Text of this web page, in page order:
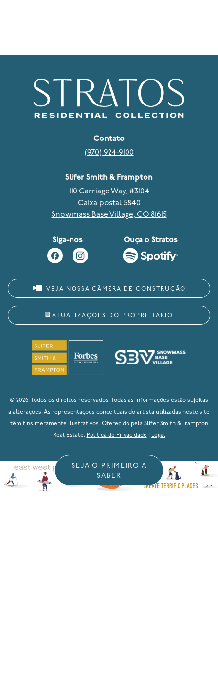
Contato
(970) 924-9100
Slifer Smith & Frampton
110 Carriage Way, #3104
Caixa postal 5840
Snowmass Base Village, CO 81615
Siga-nos Ouça o Stratos
VEJA NOSSA CÂMERA DE CONSTRUÇÃO
ATUALIZAÇÕES DO PROPRIETÁRIO
© 2026. Todos os direitos reservados. Todas as informações estão sujeitas
a alterações. As representações conceituais do artista utilizadas neste site
têm fins meramente ilustrativos. Oferecido pela Slifer Smith & Frampton
Real Estate. Política de Privacidade Legal
SEJA O PRIMEIRO A
SABER